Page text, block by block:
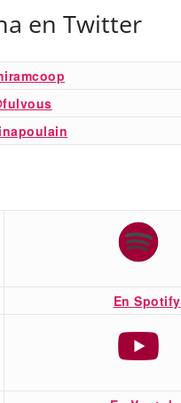
en Twitter
En Spotify